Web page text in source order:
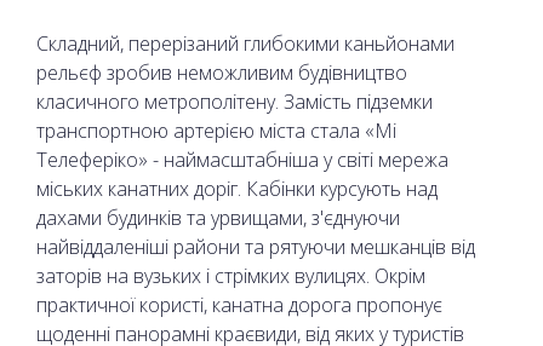
Складний, перерізаний глибокими каньйонами
рельєф зробив неможливим будівництво
класичного метрополітену. Замість підземки
транспортною артерією міста стала «Мі
Телеферіко» - наймасштабніша у світі мережа
міських канатних доріг. Кабінки курсують над
дахами будинків та урвищами, з'єднуючи
найвіддаленіші райони та рятуючи мешканців від
заторів на вузьких і стрімких вулицях. Окрім
практичної користі, канатна дорога пропонує
щоденні панорамні краєвиди, від яких у туристів